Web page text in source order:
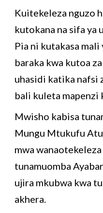
Kuitekeleza nguzo
kutokana na sifa ya
Pia ni kutakasa mali
baraka kwa kutoa
uhasidi katika nafsi
bali kuleta mapenzi
Mwisho kabisa
Mungu Mtukufu
mwa
tunamuomba
ujira mkubwa kwa
akhera.